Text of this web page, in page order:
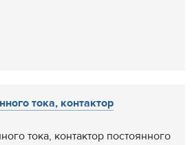
тока, контактор
тока, контактор постоянного